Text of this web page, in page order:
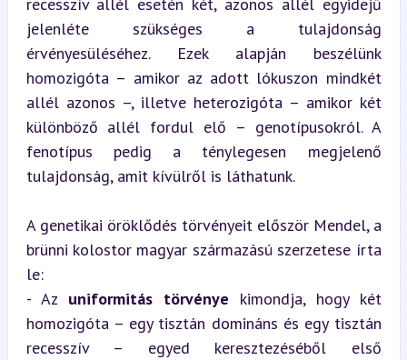
jelenléte szükséges a tulajdonság
érvényesüléséhez. Ezek alapján beszélünk
homozigóta – amikor az adott lókuszon mindkét
allél azonos –, illetve heterozigóta – amikor két
különböző allél fordul elő – genotípusokról. A
fenotípus pedig a ténylegesen megjelenő
tulajdonság, amit kívülről is láthatunk.
A genetikai öröklődés törvényeit először Mendel, a
brünni kolostor magyar származású szerzetese írta
le:
- Az uniformitás törvénye kimondja, hogy két
homozigóta – egy tisztán domináns és egy tisztán
recesszív – egyed keresztezéséből első